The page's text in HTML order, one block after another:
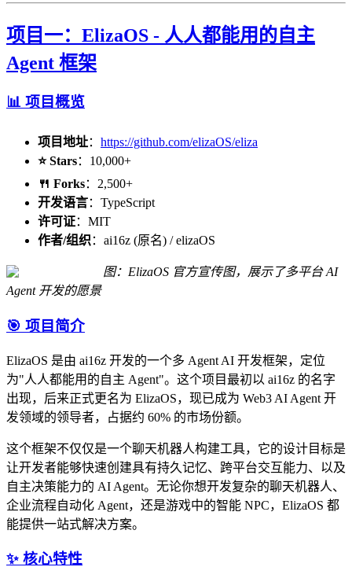
项目一：ElizaOS - 人人都能用的自主
Agent 框架
📊 项目概览
项目地址： https://github.com/elizaOS/eliza
⭐ Stars：10,000+
🍴 Forks：2,500+
开发语言：TypeScript
许可证：MIT
作者/组织 ：ai16z (原名) / elizaOS
图：ElizaOS 官方宣传图，展示了多平台 AI
Agent 开发的愿景
🎯 项目简介
ElizaOS 是由 ai16z 开发的一个多 Agent AI 开发框架，定位
为"人人都能用的自主 Agent"。这个项目最初以 ai16z 的名字
出现，后来正式更名为 ElizaOS，现已成为 Web3 AI Agent 开
发领域的领导者，占据约 60% 的市场份额。
这个框架不仅仅是一个聊天机器人构建工具，它的设计目标是
让开发者能够快速创建具有持久记忆、跨平台交互能力、以及
自主决策能力的 AI Agent。无论你想开发复杂的聊天机器人、
企业流程自动化 Agent，还是游戏中的智能 NPC，ElizaOS 都
能提供一站式解决方案。
✨ 核心特性